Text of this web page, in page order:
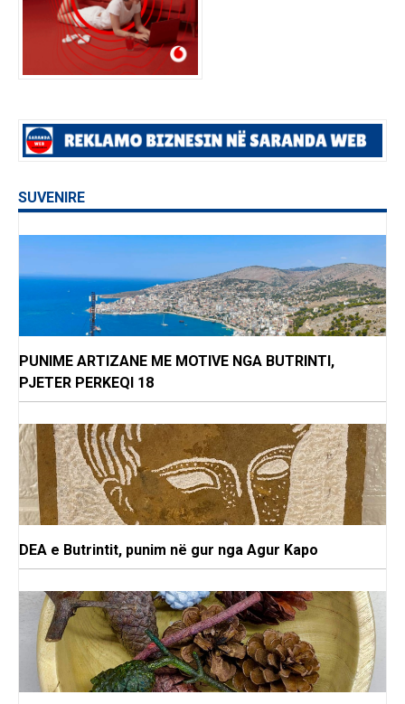
SUVENIRE
PUNIME ARTIZANE ME MOTIVE NGA BUTRINTI,
PJETER PERKEQI 18
DEA e Butrintit, punim në gur nga Agur Kapo